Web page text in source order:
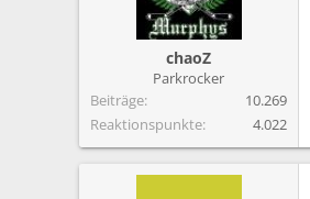
chaoZ
Parkrocker
Beiträge
10.269
Reaktionspunkte
4.022